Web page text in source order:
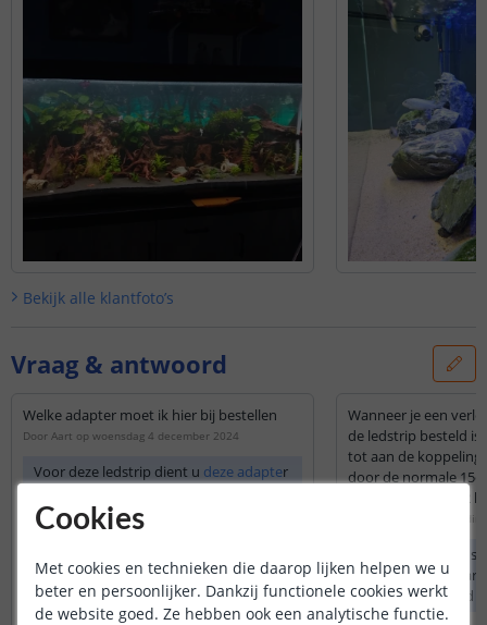
Bekijk alle klantfoto’s
Vraag & antwoord
Welke adapter moet ik hier bij bestellen
Door Aart op woensdag 4 december 2024
Voor deze ledstrip dient u deze adapter
Wanneer je een
de ledstrip besteld is
tot aan de koppeling
door de normale
De verlengde
15cm die
Als u bijvoorbeeld
aansluitkabel kiest
Cookies
Met cookies en technieken die daarop lijken helpen we u
beter en persoonlijker. Dankzij functionele cookies werkt
de website goed. Ze hebben ook een analytische functie.